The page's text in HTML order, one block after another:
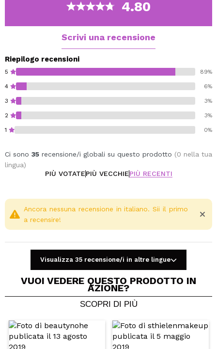
4.80
Scrivi una recensione
Riepilogo recensioni
5 89%
4 6%
3 3%
2 3%
1 0%
Ci sono 35 recensione/i globali su questo prodotto (0 nella tua
lingua)
PIÙ VOTATEPIÙ VECCHIEPIÙ RECENTI
Condividi un video o una foto
Il tuo video potrebbe essere il primo. Immaginalo...
Ancora nessuna recensione in italiano. Sii il primo
a recensire!
Visualizza 35 recensione/i in altre lingue
VUOI VEDERE QUESTO PRODOTTO IN
AZIONE?
SCOPRI DI PIÙ